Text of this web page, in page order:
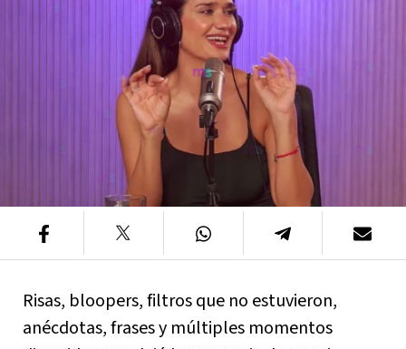
Risas, bloopers, filtros que no estuvieron,
anécdotas, frases y múltiples momentos